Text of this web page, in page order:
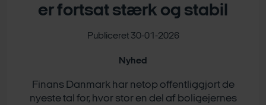
er fortsat stærk og stabil
Publiceret 30-01-2026
Nyhed
Finans Danmark har netop offentliggjort de
nyeste tal for, hvor stor en del af boligejernes